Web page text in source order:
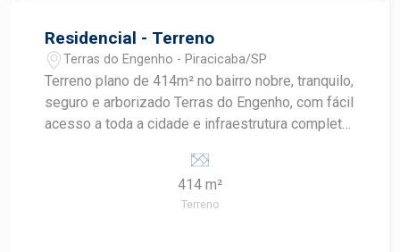
Residencial - Terreno
Terras do Engenho - Piracicaba/SP
Terreno plano de 414m² no bairro nobre, tranquilo,
seguro e arborizado Terras do Engenho, com fácil
acesso a toda a cidade e infraestrutura completa,
414 m²
Terreno